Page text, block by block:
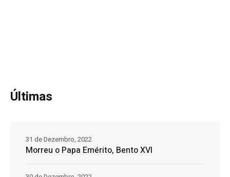
Últimas
Morreu o Papa Emérito, Bento XVI
31 de Dezembro, 2022